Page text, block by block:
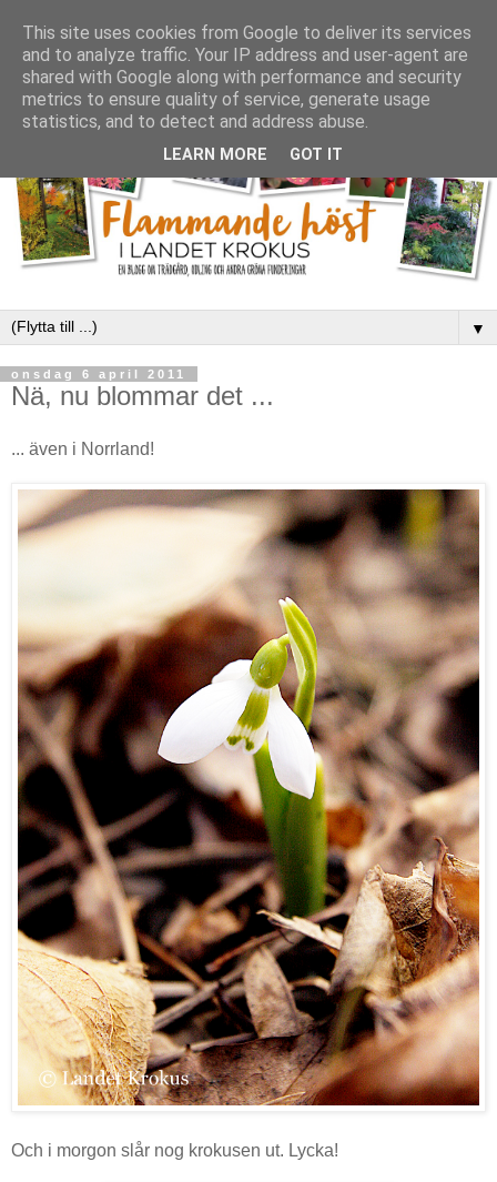
▼
onsdag 6 april 2011
Nä, nu blommar det ...
... även i Norrland!
Och i morgon slår nog krokusen ut. Lycka!
This site uses cookies from Google to deliver its services
and to analyze traffic. Your IP address and user-agent are
shared with Google along with performance and security
metrics to ensure quality of service, generate usage
statistics, and to detect and address abuse.
LEARN MORE GOT IT